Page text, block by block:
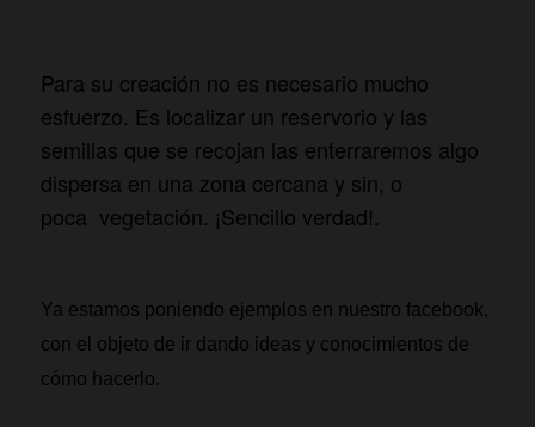
Para su creación no es necesario mucho
esfuerzo. Es localizar un reservorio y las
semillas que se recojan las enterraremos algo
dispersa en una zona cercana y sin, o
poca vegetación. ¡Sencillo verdad!.
Ya estamos poniendo ejemplos en nuestro facebook,
con el objeto de ir dando ideas y conocimientos de
cómo hacerlo.